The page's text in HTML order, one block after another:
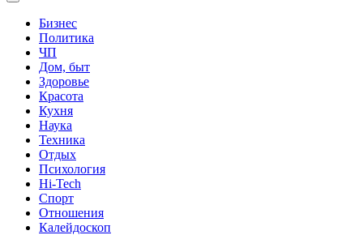
Бизнес
Политика
ЧП
Дом, быт
Здоровье
Красота
Кухня
Наука
Техника
Отдых
Психология
Hi-Tech
Спорт
Отношения
Калейдоскоп